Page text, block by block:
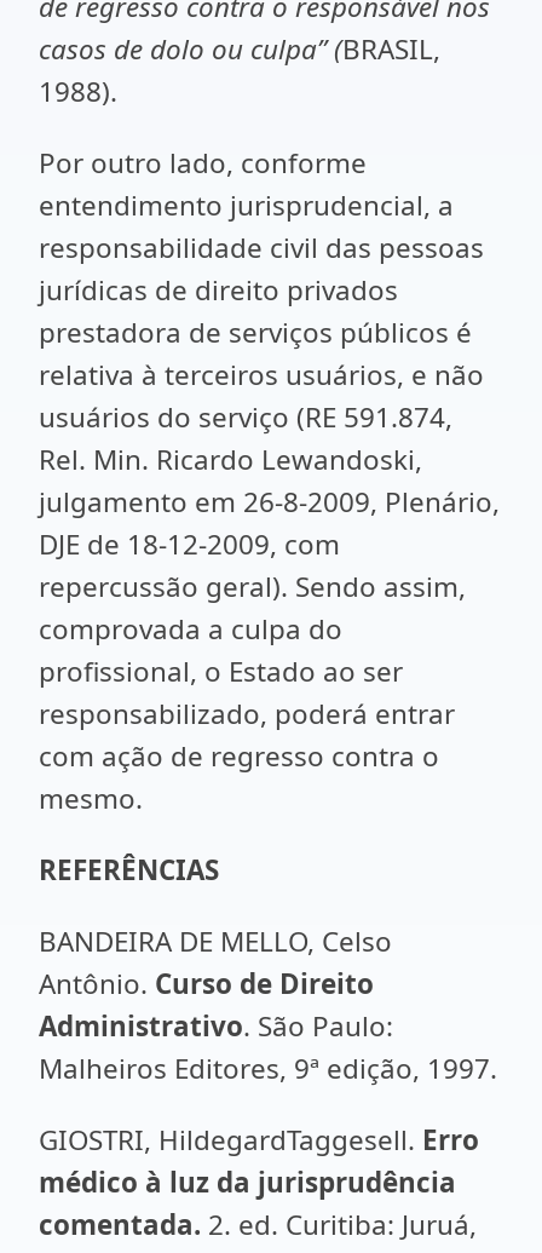
casos de dolo ou culpa” (BRASIL,
1988).
Por outro lado, conforme
entendimento jurisprudencial, a
responsabilidade civil das pessoas
jurídicas de direito privados
prestadora de serviços públicos é
relativa à terceiros usuários, e não
usuários do serviço (RE 591.874,
Rel. Min. Ricardo Lewandoski,
julgamento em 26-8-2009, Plenário,
DJE de 18-12-2009, com
repercussão geral). Sendo assim,
comprovada a culpa do
profissional, o Estado ao ser
responsabilizado, poderá entrar
com ação de regresso contra o
mesmo.
REFERÊNCIAS
BANDEIRA DE MELLO, Celso
Antônio. Curso de Direito
Administrativo. São Paulo:
Malheiros Editores, 9ª edição, 1997.
GIOSTRI, HildegardTaggesell. Erro
médico à luz da jurisprudência
comentada. 2. ed. Curitiba: Juruá,